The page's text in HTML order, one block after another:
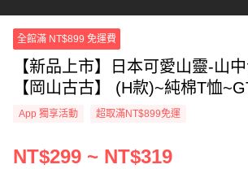
全館滿 NT$899 免運費
【新品上市】日本可愛山靈-山
【岡山古古】 (H款)~純棉T恤
App 獨享活動 超取滿NT$899免運
NT$299 ~ NT$319